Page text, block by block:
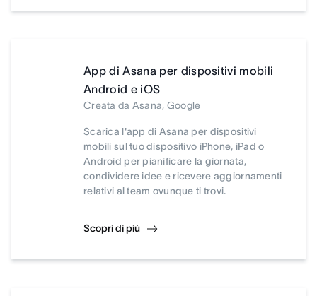
App di Asana per dispositivi mobili
Android e iOS
Creata da Asana, Google
Scarica l'app di Asana per dispositivi
mobili sul tuo dispositivo iPhone, iPad o
Android per pianificare la giornata,
condividere idee e ricevere aggiornamenti
relativi al team ovunque ti trovi.
Scopri di più